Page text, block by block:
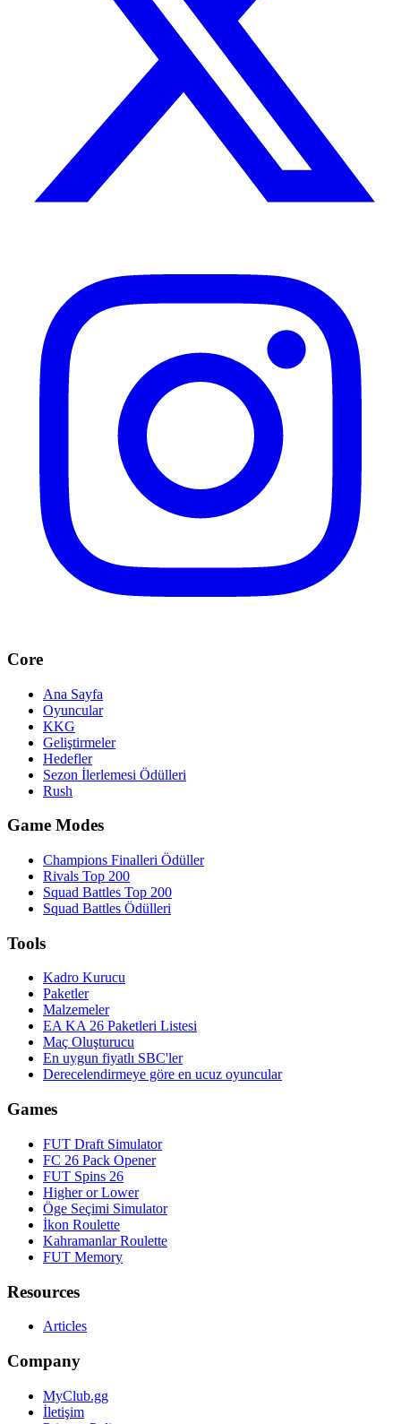
Core
Ana Sayfa
Oyuncular
KKG
Geliştirmeler
Hedefler
Sezon İlerlemesi Ödülleri
Rush
Game Modes
Champions Finalleri Ödüller
Rivals Top 200
Squad Battles Top 200
Squad Battles Ödülleri
Tools
Kadro Kurucu
Paketler
Malzemeler
EA KA 26 Paketleri Listesi
Maç Oluşturucu
En uygun fiyatlı SBC'ler
Derecelendirmeye göre en ucuz oyuncular
Games
FUT Draft Simulator
FC 26 Pack Opener
FUT Spins 26
Higher or Lower
Öge Seçimi Simulator
İkon Roulette
Kahramanlar Roulette
FUT Memory
Resources
Articles
Company
MyClub.gg
İletişim